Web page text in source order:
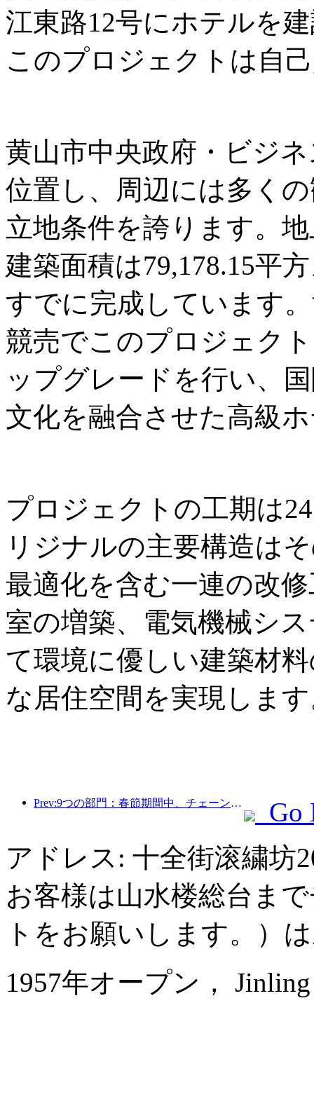
江東路12号にホテルを
このプロジェクトは自
黄山市中央政府・ビジ
位置し、周辺には多く
立地条件を誇ります。
建築面積は79,178.15平
すでに完成しています
競売でこのプロジェク
ップグレードを行い、
文化を融合させた高級
プロジェクトの工期は
リジナルの主要構造は
最適化を含む一連の改
室の増築、電気機械シ
て環境に優しい建築材
な居住空間を実現しま
Prev:9つの部門：春節期間中、チェーンホテルやブティックホームステイでは優遇措置が提供されます。
Go
アドレス: 十全街滚繍坊
お客様は山水楼総台ま
トをお願いします。）
1957年オープン，